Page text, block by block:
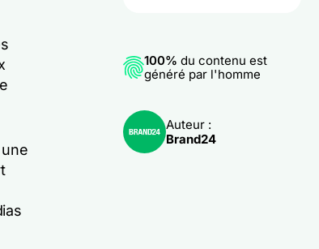
100% du contenu est
généré par l'homme
Auteur :
Brand24